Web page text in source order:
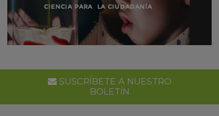
SUSCRÍBETE A NUESTRO
BOLETÍN